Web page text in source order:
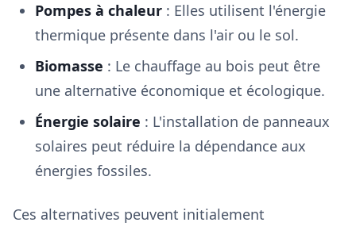
Pompes à chaleur : Elles utilisent l'énergie
thermique présente dans l'air ou le sol.
Biomasse : Le chauffage au bois peut être
une alternative économique et écologique.
Énergie solaire : L'installation de panneaux
solaires peut réduire la dépendance aux
énergies fossiles.
Ces alternatives peuvent initialement